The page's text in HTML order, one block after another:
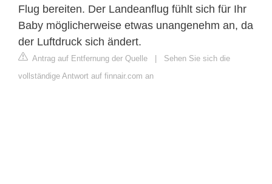
Flug bereiten. Der Landeanflug fühlt sich für Ihr
Baby möglicherweise etwas unangenehm an, da
der Luftdruck sich ändert.
Antrag auf Entfernung der Quelle | Sehen Sie sich die
vollständige Antwort auf finnair.com an